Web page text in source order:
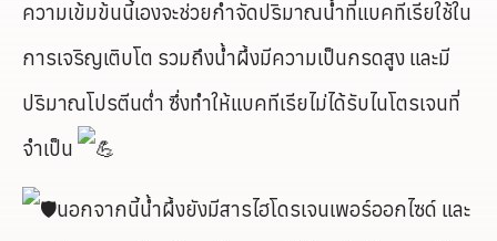
ความเข้มข้นนี้เองจะช่วยกำจัดปริมาณน้ำที่แบคทีเรียใช้ใน
การเจริญเติบโต รวมถึงน้ำผึ้งมีความเป็นกรดสูง และมี
ปริมาณโปรตีนต่ำ ซึ่งทำให้แบคทีเรียไม่ได้รับไนโตรเจนที่
จำเป็น
นอกจากนี้น้ำผึ้งยังมีสารไฮโดรเจนเพอร์ออกไซด์ และ